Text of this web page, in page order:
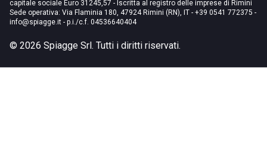
capitale sociale Euro 31245,57 - Iscritta al registro delle imprese di Rimini
Sede operativa: Via Flaminia 180, 47924 Rimini (RN), IT - +39 0541 772375 -
info@spiagge.it - p.i./c.f. 04536640404
© 2026 Spiagge Srl. Tutti i diritti riservati.